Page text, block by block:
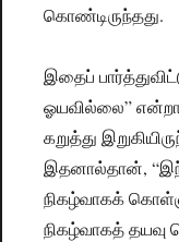
கொண்டிருந்தது.
இதைப்
ஓயவில்லை”
கறுத்து
இதனால்தான்,
நிகழ்வாகக்
நிகழ்வாகத் தயவு